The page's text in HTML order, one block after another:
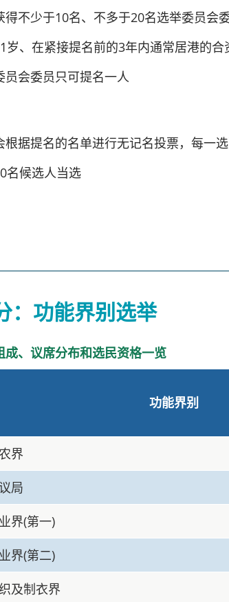
得不少于10名、不多于20名选举委员会
岁、在紧接提名前的3年内通常居港的
员会委员只可提名一人
根据提名的名单进行无记名投票，每一
名候选人当选
：功能界别选举
成、议席分布和选民资格一览
功能界别
界
局
界(第一)
界(第二)
及制衣界